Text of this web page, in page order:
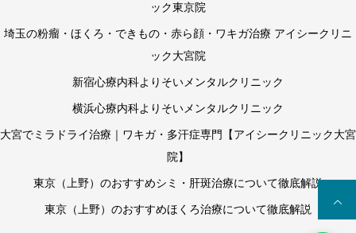
ック東京院
埼玉の粉瘤・ほくろ・できもの・赤ら顔・ワキガ治療 アイシークリニ
ック大宮院
新宿心療内科よりそいメンタルクリニック
横浜心療内科よりそいメンタルクリニック
大宮でミラドライ治療｜ワキガ・多汗症専門【アイシークリニック大宮
院】
東京（上野）のおすすめシミ・肝斑治療について徹底解説
東京（上野）のおすすめほくろ治療について徹底解説